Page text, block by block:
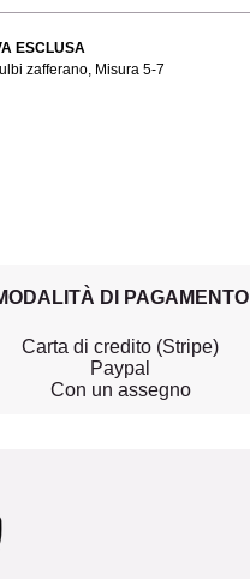
ESCLUSA
zafferano, Misura 5-7
DI PAGAMENTO
Carta di credito (Stripe)
Paypal
Con un assegno